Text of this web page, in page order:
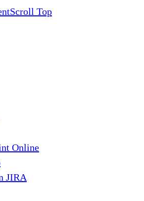
Scroll Top
Online
JIRA